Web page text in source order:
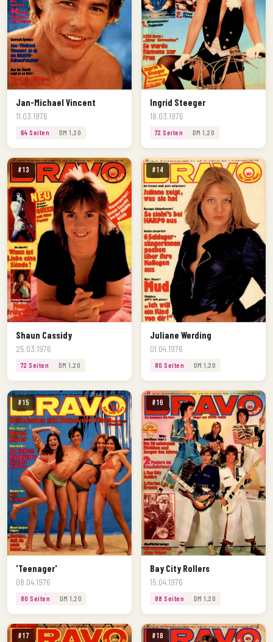
Jan-Michael Vincent
11.03.1976
64 Seiten DM 1,20
Ingrid Steeger
18.03.1976
72 Seiten DM 1,20
#13
Shaun Cassidy
25.03.1976
72 Seiten DM 1,20
#14
Juliane Werding
01.04.1976
80 Seiten DM 1,20
#15
'Teenager'
08.04.1976
80 Seiten DM 1,20
#16
Bay City Rollers
15.04.1976
88 Seiten DM 1,20
#17 #18